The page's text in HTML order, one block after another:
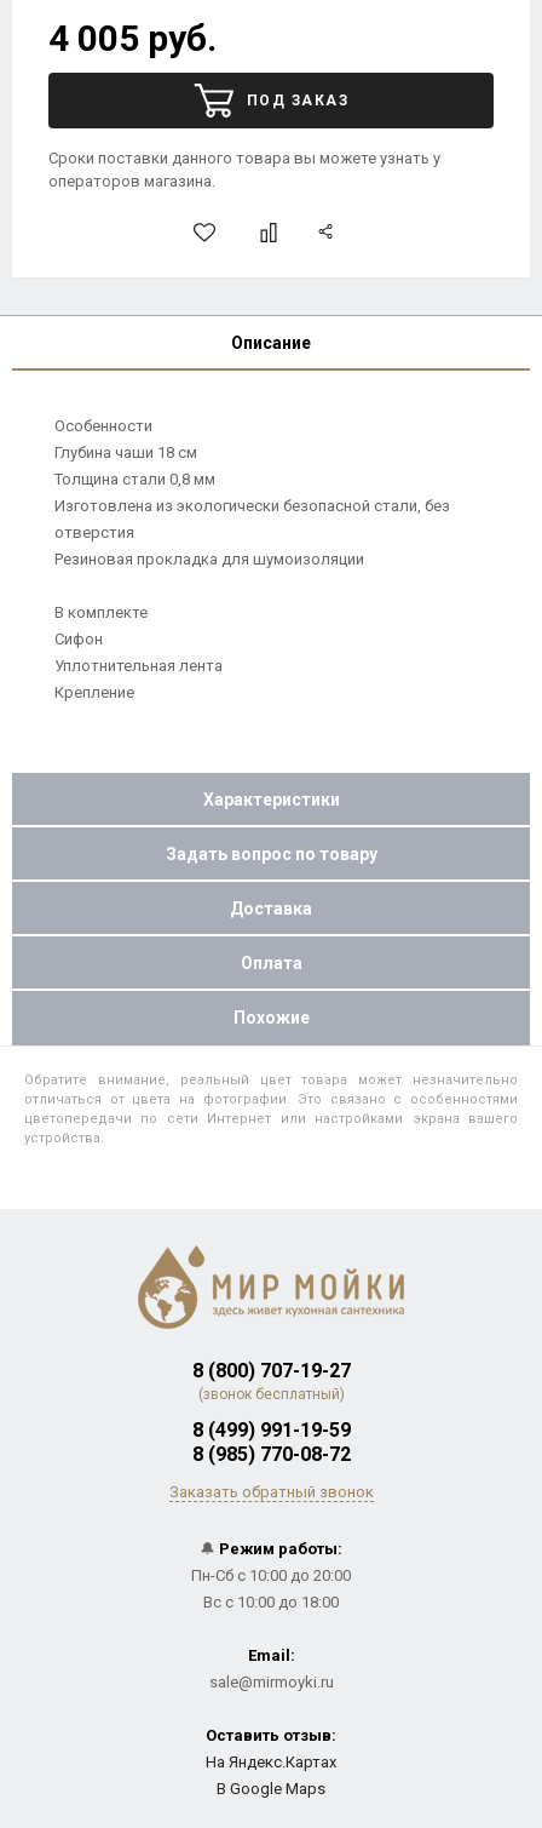
4 005 руб.
ПОД ЗАКАЗ
Сроки поставки данного товара вы можете узнать у
операторов магазина.
Описание
Особенности
Глубина чаши 18 см
Толщина стали 0,8 мм
Изготовлена из экологически безопасной стали, без
отверстия
Резиновая прокладка для шумоизоляции
В комплекте
Сифон
Уплотнительная лента
Крепление
Характеристики
Задать вопрос по товару
Доставка
Оплата
Похожие
Обратите внимание, реальный цвет товара может незначительно
отличаться от цвета на фотографии. Это связано с особенностями
цветопередачи по сети Интернет или настройками экрана вашего
устройства.
8 (800) 707-19-27
(звонок бесплатный)
8 (499) 991-19-59
8 (985) 770-08-72
Заказать обратный звонок
🔔 Режим работы:
Пн-Сб с 10:00 до 20:00
Вс с 10:00 до 18:00
Email:
sale@mirmoyki.ru
Оставить отзыв:
На Яндекс.Картах
В Google Maps